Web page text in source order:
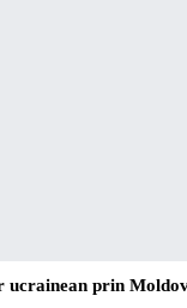
ucrainean prin